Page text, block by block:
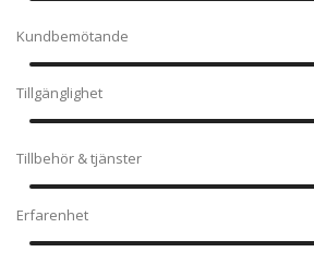
Kundbemötande
Tillgänglighet
Tillbehör & tjänster
Erfarenhet